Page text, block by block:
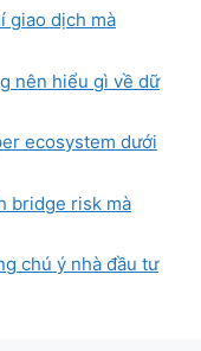
giao dịch mà
nên hiểu gì về dữ
ecosystem dưới
bridge risk mà
chú ý nhà đầu tư